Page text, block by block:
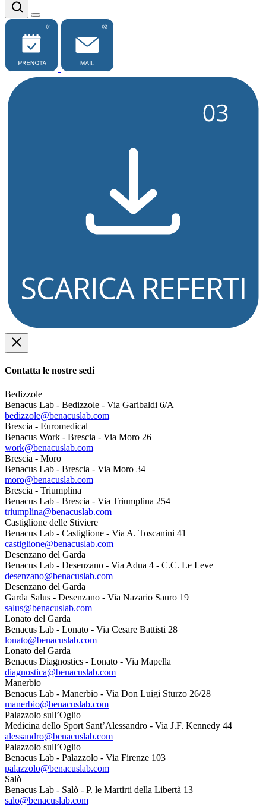
Contatta le nostre sedi
Bedizzole
Benacus Lab - Bedizzole - Via Garibaldi 6/A
bedizzole@benacuslab.com
Brescia - Euromedical
Benacus Work - Brescia - Via Moro 26
work@benacuslab.com
Brescia - Moro
Benacus Lab - Brescia - Via Moro 34
moro@benacuslab.com
Brescia - Triumplina
Benacus Lab - Brescia - Via Triumplina 254
triumplina@benacuslab.com
Castiglione delle Stiviere
Benacus Lab - Castiglione - Via A. Toscanini 41
castiglione@benacuslab.com
Desenzano del Garda
Benacus Lab - Desenzano - Via Adua 4 - C.C. Le Leve
desenzano@benacuslab.com
Desenzano del Garda
Garda Salus - Desenzano - Via Nazario Sauro 19
salus@benacuslab.com
Lonato del Garda
Benacus Lab - Lonato - Via Cesare Battisti 28
lonato@benacuslab.com
Lonato del Garda
Benacus Diagnostics - Lonato - Via Mapella
diagnostica@benacuslab.com
Manerbio
Benacus Lab - Manerbio - Via Don Luigi Sturzo 26/28
manerbio@benacuslab.com
Palazzolo sull’Oglio
Medicina dello Sport Sant’Alessandro - Via J.F. Kennedy 44
alessandro@benacuslab.com
Palazzolo sull’Oglio
Benacus Lab - Palazzolo - Via Firenze 103
palazzolo@benacuslab.com
Salò
Benacus Lab - Salò - P. le Martirti della Libertà 13
salo@benacuslab.com